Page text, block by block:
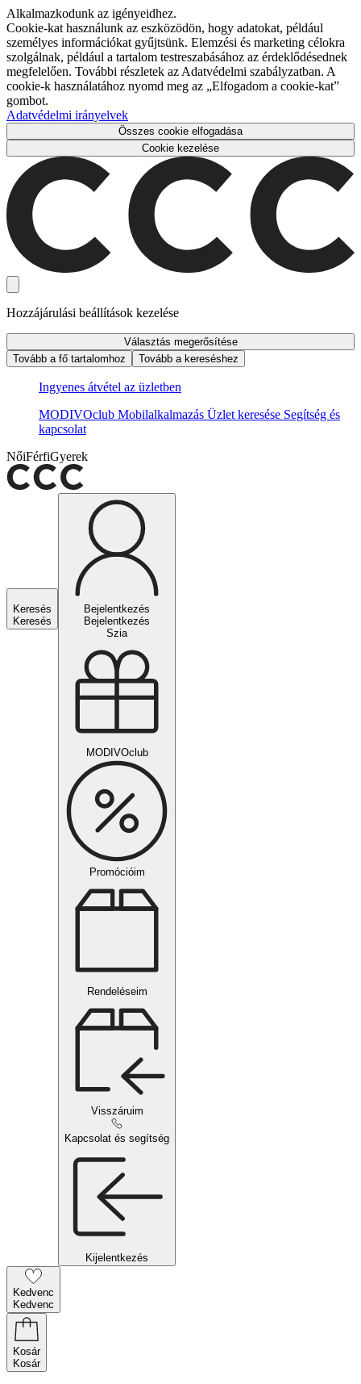
Alkalmazkodunk az igényeidhez.
Cookie-kat használunk az eszközödön, hogy adatokat, például
személyes információkat gyűjtsünk. Elemzési és marketing célokra
szolgálnak, például a tartalom testreszabásához az érdeklődésednek
megfelelően. További részletek az Adatvédelmi szabályzatban. A
cookie-k használatához nyomd meg az „Elfogadom a cookie-kat”
gombot.
Adatvédelmi irányelvek
Összes cookie elfogadása
Cookie kezelése
Hozzájárulási beállítások kezelése
Választás megerősítése
Tovább a fő tartalomhoz
Tovább a kereséshez
Ingyenes átvétel az üzletben
MODIVOclub Mobilalkalmazás Üzlet keresése Segítség és
kapcsolat
NőiFérfiGyerek
Keresés
Keresés
Bejelentkezés
Bejelentkezés
Szia
MODIVOclub
Promócióim
Rendeléseim
Visszáruim
Kapcsolat és segítség
Kijelentkezés
Kedvenc
Kedvenc
Kosár
Kosár